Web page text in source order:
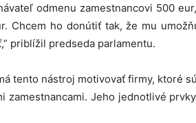
odmenu zamestnancovi 500
Chcem ho donútiť tak, že mu
priblížil predseda parlamentu.
tento nástroj motivovať firmy, ktoré
zamestnancami. Jeho jednotlivé